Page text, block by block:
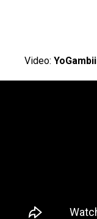
Video: YoGambii